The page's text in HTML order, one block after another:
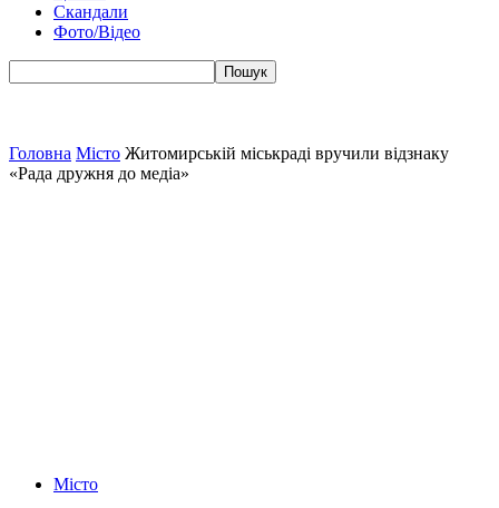
Скандали
Фото/Відео
Головна Місто Житомирській міськраді вручили відзнаку
«Рада дружня до медіа»
Місто